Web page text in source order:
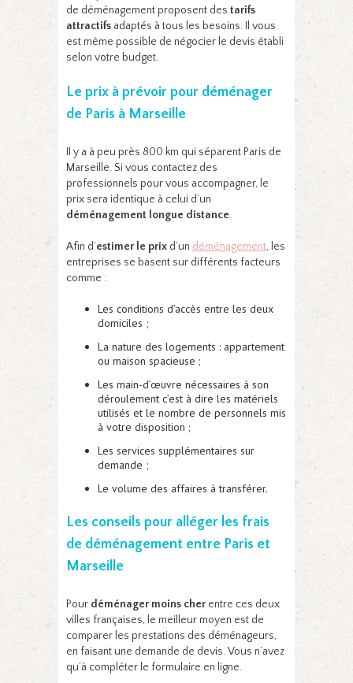
de déménagement proposent des tarifs
attractifs adaptés à tous les besoins. Il vous
est même possible de négocier le devis établi
selon votre budget.
Le prix à prévoir pour déménager
de Paris à Marseille
Il y a à peu près 800 km qui séparent Paris de
Marseille. Si vous contactez des
professionnels pour vous accompagner, le
prix sera identique à celui d’un
déménagement longue distance.
Afin d’estimer le prix d’un déménagement, les
entreprises se basent sur différents facteurs
comme :
Les conditions d’accès entre les deux
domiciles ;
La nature des logements : appartement
ou maison spacieuse ;
Les main-d’œuvre nécessaires à son
déroulement c’est à dire les matériels
utilisés et le nombre de personnels mis
à votre disposition ;
Les services supplémentaires sur
demande ;
Le volume des affaires à transférer.
Les conseils pour alléger les frais
de déménagement entre Paris et
Marseille
Pour déménager moins cher entre ces deux
villes françaises, le meilleur moyen est de
comparer les prestations des déménageurs,
en faisant une demande de devis. Vous n’avez
qu’à compléter le formulaire en ligne.